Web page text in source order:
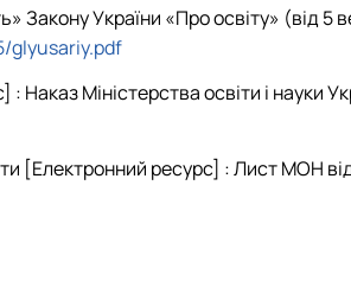
Закону України «Про освіту» (від
glyusariy.pdf
Міністерства освіти і науки
[Електронний ресурс] : Лист МОН